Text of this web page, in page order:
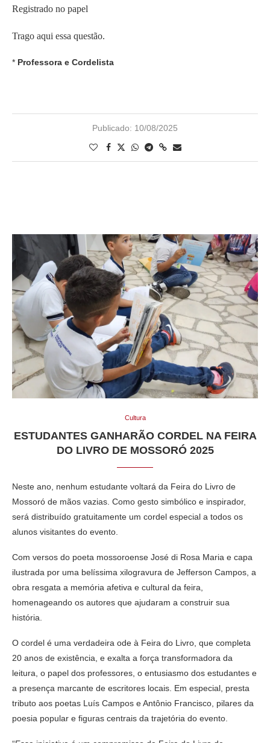
Registrado no papel
Trago aqui essa questão.
* Professora e Cordelista
Publicado: 10/08/2025
Cultura
ESTUDANTES GANHARÃO CORDEL NA FEIRA
DO LIVRO DE MOSSORÓ 2025
Neste ano, nenhum estudante voltará da Feira do Livro de
Mossoró de mãos vazias. Como gesto simbólico e inspirador,
será distribuído gratuitamente um cordel especial a todos os
alunos visitantes do evento.
Com versos do poeta mossoroense José di Rosa Maria e capa
ilustrada por uma belíssima xilogravura de Jefferson Campos, a
obra resgata a memória afetiva e cultural da feira,
homenageando os autores que ajudaram a construir sua
história.
O cordel é uma verdadeira ode à Feira do Livro, que completa
20 anos de existência, e exalta a força transformadora da
leitura, o papel dos professores, o entusiasmo dos estudantes e
a presença marcante de escritores locais. Em especial, presta
tributo aos poetas Luís Campos e Antônio Francisco, pilares da
poesia popular e figuras centrais da trajetória do evento.